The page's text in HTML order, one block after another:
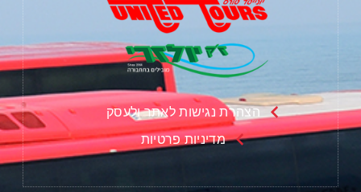
הצהרת נגישות לאתר ולעסק
מדיניות פרטיות